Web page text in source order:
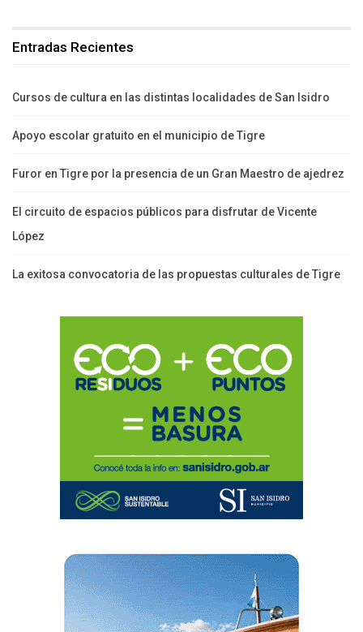
Entradas Recientes
Cursos de cultura en las distintas localidades de San Isidro
Apoyo escolar gratuito en el municipio de Tigre
Furor en Tigre por la presencia de un Gran Maestro de ajedrez
El circuito de espacios públicos para disfrutar de Vicente
López
La exitosa convocatoria de las propuestas culturales de Tigre